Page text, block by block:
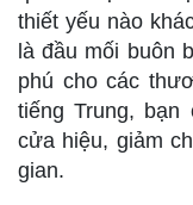
thiết yếu nào
là đầu mối buôn
phú cho các
tiếng Trung,
cửa hiệu, giảm
gian.